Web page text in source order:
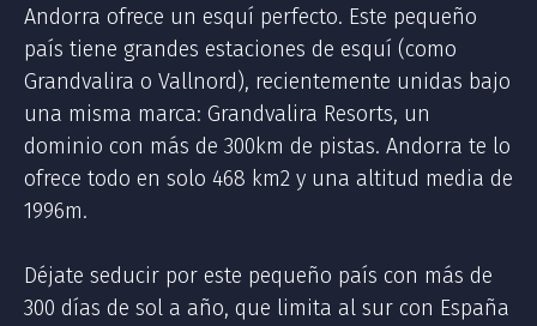
Andorra ofrece un esquí perfecto. Este pequeño
país tiene grandes estaciones de esquí (como
Grandvalira o Vallnord), recientemente unidas bajo
una misma marca: Grandvalira Resorts, un
dominio con más de 300km de pistas. Andorra te lo
ofrece todo en solo 468 km2 y una altitud media de
1996m.
Déjate seducir por este pequeño país con más de
300 días de sol a año, que limita al sur con España